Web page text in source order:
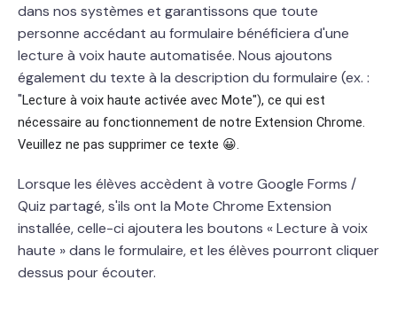
dans nos systèmes et garantissons que toute
personne accédant au formulaire bénéficiera d'une
lecture à voix haute automatisée. Nous ajoutons
également du texte à la description du formulaire (ex. :
"Lecture à voix haute activée avec Mote"), ce qui est
nécessaire au fonctionnement de notre Extension Chrome.
Veuillez ne pas supprimer ce texte 😀.
Lorsque les élèves accèdent à votre Google Forms /
Quiz partagé, s'ils ont la Mote Chrome Extension
installée, celle-ci ajoutera les boutons « Lecture à voix
haute » dans le formulaire, et les élèves pourront cliquer
dessus pour écouter.